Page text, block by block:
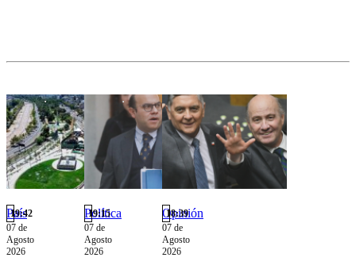
País
19:42
07 de
Agosto
2026
Política
19:15
07 de
Agosto
2026
Opinión
18:39
07 de
Agosto
2026